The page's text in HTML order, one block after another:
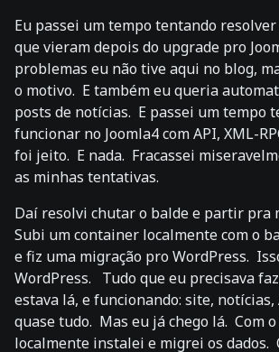
Eu passei um tempo tentando
que vieram depois do upgrade pro
problemas eu não tive aqui no blog,
o motivo. E também eu queria
posts de notícias. E passei um tempo
funcionar no Joomla4 com API, XML-
foi jeito. E nada. Fracassei
as minhas tentativas.
Daí resolvi chutar o balde e partir pra
Subi um container localmente com o
e fiz uma migração pro WordPress.
WordPress. Tudo que eu precisava
estava lá, e funcionando: site, notícias,
quase tudo. Mas eu já chego lá. Com
localmente instalei e migrei os dados.